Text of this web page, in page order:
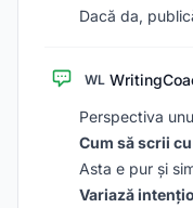
Dacă da,
WL
Perspectiva
Cum să scrii
Asta e pur și
Variază